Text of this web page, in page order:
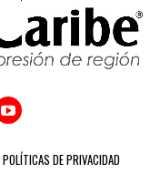
POLÍTICAS DE PRIVACIDAD